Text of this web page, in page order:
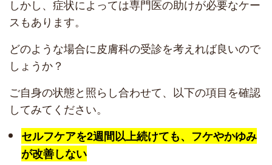
しかし、症状によっては専門医の助けが必要なケー
スもあります。
どのような場合に皮膚科の受診を考えれば良いので
しょうか？
ご自身の状態と照らし合わせて、以下の項目を確認
してみてください。
セルフケアを2週間以上続けても、フケやかゆみ
が改善しない